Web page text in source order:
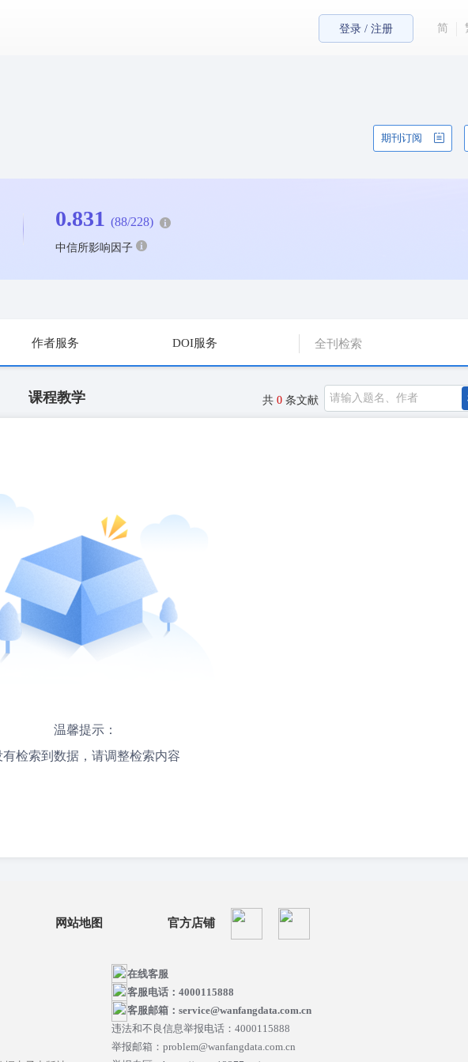
登录 / 注册 简
期刊订阅
0.831 (88/228)
中信所影响因子
作者服务 DOI服务
课程教学 共 0 条文献
温馨提示：
有检索到数据，请调整检索内容
网站地图 官方店铺
在线客服
客服电话：4000115888
客服邮箱：service@wanfangdata.com.cn
违法和不良信息举报电话：4000115888
举报邮箱：problem@wanfangdata.com.cn